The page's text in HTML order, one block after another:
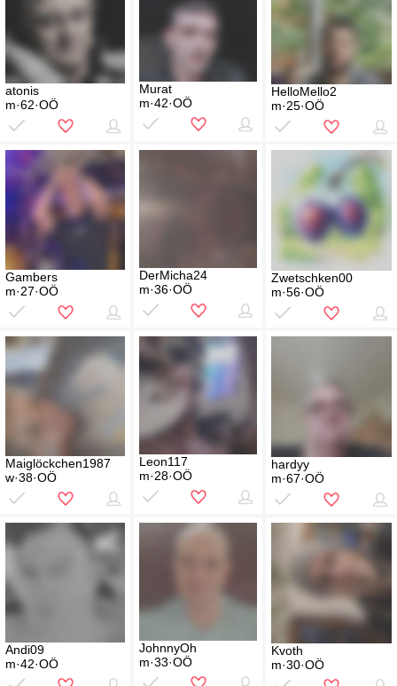
atonis
m·62·OÖ
Murat
m·42·OÖ
HelloMello2
m·25·OÖ
Gambers
m·27·OÖ
DerMicha24
m·36·OÖ
Zwetschken00
m·56·OÖ
Maiglöckchen1987
w·38·OÖ
Leon117
m·28·OÖ
hardyy
m·67·OÖ
Andi09
m·42·OÖ
JohnnyOh
m·33·OÖ
Kvoth
m·30·OÖ